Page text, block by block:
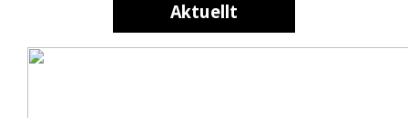
Aktuellt
Aktuellt